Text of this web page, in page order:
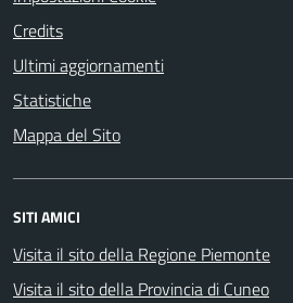
Credits
Ultimi aggiornamenti
Statistiche
Mappa del Sito
SITI AMICI
Visita il sito della Regione Piemonte
Visita il sito della Provincia di Cuneo